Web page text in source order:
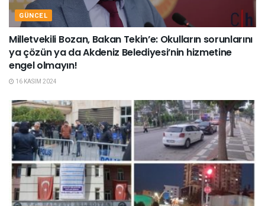
GÜNCEL
Milletvekili Bozan, Bakan Tekin’e: Okulların sorunlarını
ya çözün ya da Akdeniz Belediyesi’nin hizmetine
engel olmayın!
16 KASIM 2024